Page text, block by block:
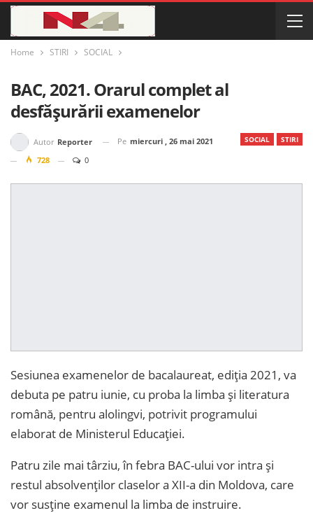
Home STIRI SOCIAL
BAC, 2021. Orarul complet al
desfășurării examenelor
SOCIAL STIRI
Autor Reporter Pe miercuri , 26 mai 2021
728
0
Sesiunea examenelor de bacalaureat, ediția 2021, va
debuta pe patru iunie, cu proba la limba și literatura
română, pentru alolingvi, potrivit programului
elaborat de Ministerul Educației.
Patru zile mai târziu, în febra BAC-ului vor intra și
restul absolvenților claselor a XII-a din Moldova, care
vor susține examenul la limba de instruire.